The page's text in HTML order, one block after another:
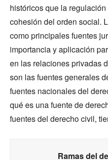
históricos que la
cohesión del orden social.
como principales fuentes
importancia y aplicación
en las relaciones privadas
son las fuentes generales
fuentes nacionales del
qué es una fuente de
fuentes del derecho civil,
Ramas del